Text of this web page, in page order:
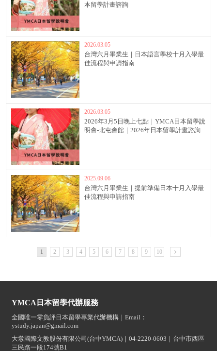
本留學計畫諮詢
2026.03.05
台灣六月畢業生｜日本語言學校十月入學最
佳流程與申請指南
2026.03.05
2026年3月5日晚上七點｜YMCA日本留學說
明會-北屯會館｜2026年日本留學計畫諮詢
2025.09.06
台灣六月畢業生｜提前準備日本十月入學最
佳流程與申請指南
1 2 3 4 5 6 7 8 9 10
YMCA日本留學代辦服務
全國唯一零負評日本留學專業代辦機構｜Email：
ystudy.japan@gmail.com
大墩國際文教股份有限公司(台中YMCA)｜04-2220-0603｜台中市西區
三民路一段174號B1